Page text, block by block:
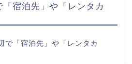
宿泊先」や「レンタカ
で「宿泊先」や「レンタカ